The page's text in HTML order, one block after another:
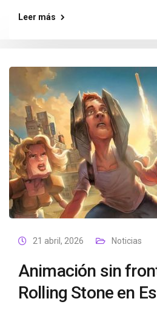
Leer más
21 abril, 2026 Noticias
Animación sin
Rolling Stone en